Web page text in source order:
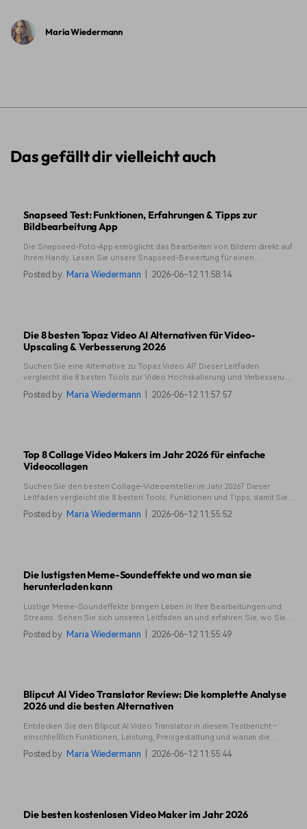
Maria Wiedermann
Das gefällt dir vielleicht auch
Snapseed Test: Funktionen, Erfahrungen & Tipps zur
Bildbearbeitung App
Die Snapseed-Foto-App ermöglicht das Bearbeiten von Bildern direkt auf
Ihrem Handy. Lesen Sie unsere Snapseed-Bewertung für einen
vollständigen Leitfaden zu den Funktionen und zu dem, was sie am
besten kann.
Posted by Maria Wiedermann 2026-06-12 11:58:14
Die 8 besten Topaz Video AI Alternativen für Video-
Upscaling & Verbesserung 2026
Suchen Sie eine Alternative zu Topaz Video AI? Dieser Leitfaden
vergleicht die 8 besten Tools zur Video Hochskalierung und Verbesserung.
Vergleichen Sie ihre Funktionen und finden Sie heraus, welches Ihren
Anforderungen entspricht.
Posted by Maria Wiedermann 2026-06-12 11:57:57
Top 8 Collage Video Makers im Jahr 2026 für einfache
Videocollagen
Suchen Sie den besten Collage-Videoersteller im Jahr 2026? Dieser
Leitfaden vergleicht die 8 besten Tools, Funktionen und Tipps, damit Sie
schnell auffällige Video-Collagen erstellen können.
Posted by Maria Wiedermann 2026-06-12 11:55:52
Die lustigsten Meme-Soundeffekte und wo man sie
herunterladen kann
Lustige Meme-Soundeffekte bringen Leben in Ihre Bearbeitungen und
Streams. Sehen Sie sich unseren Leitfaden an und erfahren Sie, wo Sie
Soundboard-Memes kostenlos herunterladen und wie Sie ganz einfach
eigene Sounds anpassen können.
Posted by Maria Wiedermann 2026-06-12 11:55:49
Blipcut AI Video Translator Review: Die komplette Analyse
2026 und die besten Alternativen
Entdecken Sie den Blipcut AI Video Translator in diesem Testbericht –
einschließlich Funktionen, Leistung, Preisgestaltung und warum die
fortschrittlichen KI-Tools von Filmora als leistungsstarke Alternative
herausragen.
Posted by Maria Wiedermann 2026-06-12 11:55:44
Die besten kostenlosen Video Maker im Jahr 2026